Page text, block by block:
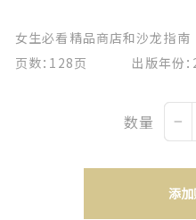
女生必看精品商店和沙龙指南
页数：128页 出版年份：
数量
添